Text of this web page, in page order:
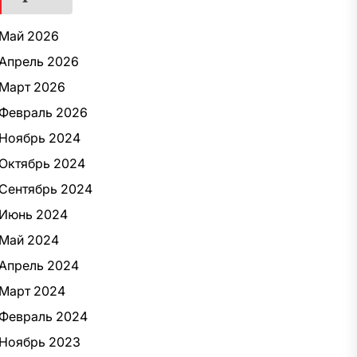
2026
2026
2026
2026
2024
2024
2024
2024
2024
2024
2024
2024
2023